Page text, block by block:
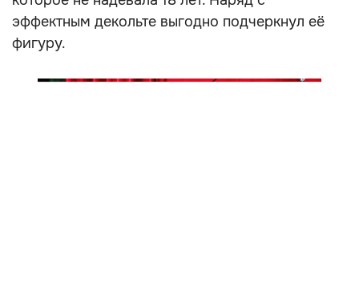
эффектным декольте выгодно подчеркнул её
фигуру.